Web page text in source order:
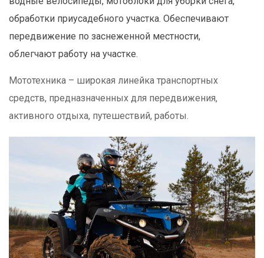
обработки приусадебного участка. Обеспечивают
передвижение по заснеженной местности,
облегчают работу на участке.
Мототехника – широкая линейка транспортных
средств, предназначенных для передвижения,
активного отдыха, путешествий, работы.